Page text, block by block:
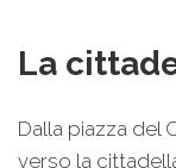
La
Dalla piazza del
verso la